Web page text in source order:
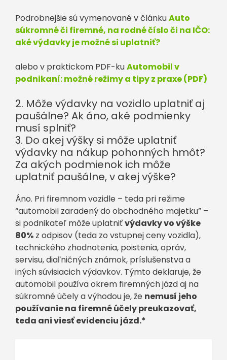
Podrobnejšie sú vymenované v článkuAuto
súkromné či firemné, na rodné číslo či na IČO:
aké výdavky je možné si uplatniť?
alebo v praktickom PDF-kuAutomobil v
podnikaní: možné režimy a tipy z praxe (PDF)
2. Môže výdavky na vozidlo uplatniť aj
paušálne? Ak áno, aké podmienky
musí splniť?
3. Do akej výšky si môže uplatniť
výdavky na nákup pohonných hmôt?
Za akých podmienok ich môže
uplatniť paušálne, v akej výške?
Áno. Pri firemnom vozidle – teda pri režime
“automobil zaradený do obchodného majetku” –
si podnikateľ môže uplatniťvýdavky vo výške
80% z odpisov (teda zo vstupnej ceny vozidla),
technického zhodnotenia, poistenia, opráv,
servisu, diaľničných známok, príslušenstva a
iných súvisiacich výdavkov. Týmto deklaruje, že
automobil používa okrem firemných jázd aj na
súkromné účely a výhodou je, že nemusí jeho
používanie na firemné účely preukazovať,
teda ani viesť evidenciu jázd.*